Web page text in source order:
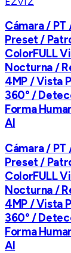
Cámara / PT
Preset /
ColorFULL
Nocturna /
4MP / Vista
360° /
Forma
AI
Cámara / PT
Preset /
ColorFULL
Nocturna /
4MP / Vista
360° /
Forma
AI